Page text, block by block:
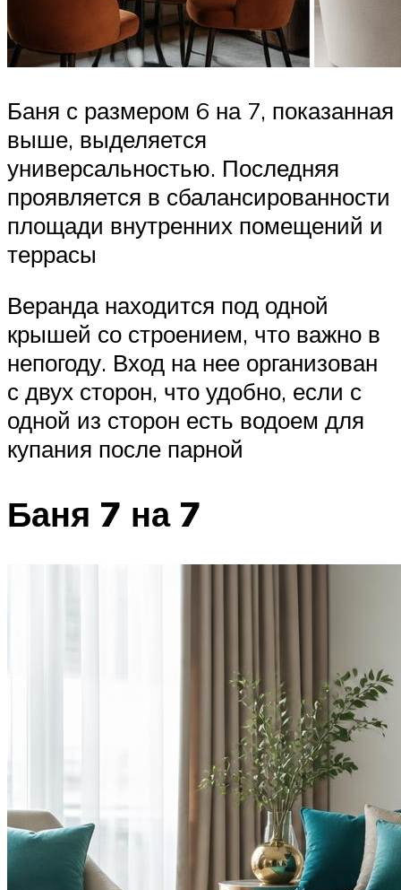
Баня с размером 6 на 7, показанная
выше, выделяется
универсальностью. Последняя
проявляется в сбалансированности
площади внутренних помещений и
террасы
Веранда находится под одной
крышей со строением, что важно в
непогоду. Вход на нее организован
с двух сторон, что удобно, если с
одной из сторон есть водоем для
купания после парной
Баня 7 на 7